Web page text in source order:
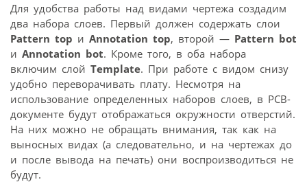
Для удобства работы над видами чертежа создадим
два набора слоев. Первый должен содержать слои
Pattern top и Annotation top, второй — Pattern bot
и Annotation bot. Кроме того, в оба набора
включим слой Template. При работе с видом снизу
удобно переворачивать плату. Несмотря на
использование определенных наборов слоев, в PCB-
документе будут отображаться окружности отверстий.
На них можно не обращать внимания, так как на
выносных видах (а следовательно, и на чертежах до
и после вывода на печать) они воспроизводиться не
будут.